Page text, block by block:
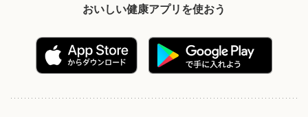
おいしい健康アプリを使おう